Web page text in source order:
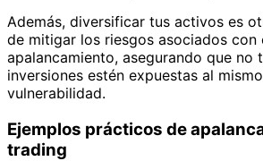
Además, diversificar tus activos es
de mitigar los riesgos asociados con
apalancamiento, asegurando que no
inversiones estén expuestas al
vulnerabilidad.
Ejemplos prácticos de
trading